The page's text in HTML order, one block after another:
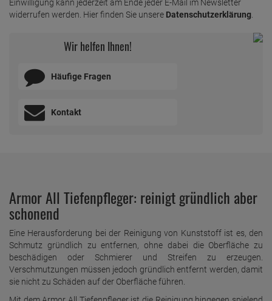
Einwilligung kann jederzeit am Ende jeder E-Mail im Newsletter
widerrufen werden. Hier finden Sie unsere Datenschutzerklärung
Wir helfen Ihnen!
Häufige Fragen
Kontakt
Armor All Tiefenpfleger: reinigt gründlich aber
schonend
Eine Herausforderung bei der Reinigung von Kunststoff ist es, den
Schmutz gründlich zu entfernen, ohne dabei die Oberfläche zu
beschädigen oder Schmierer und Streifen zu erzeugen.
Verschmutzungen müssen jedoch gründlich entfernt werden, damit
sie nicht zu Schäden auf der Oberfläche führen.